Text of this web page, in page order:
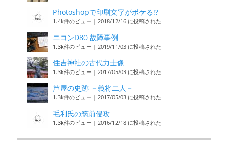
Photoshopで印刷文字がボケる!?
1.4k件のビュー | 2018/12/16 に投稿された
ニコンD80 故障事例
1.3k件のビュー | 2019/11/03 に投稿された
住吉神社の古代力士像
1.3k件のビュー | 2017/05/03 に投稿された
芦屋の史跡 －義将二人－
1.3k件のビュー | 2017/05/03 に投稿された
毛利氏の筑前侵攻
1.3k件のビュー | 2016/12/18 に投稿された